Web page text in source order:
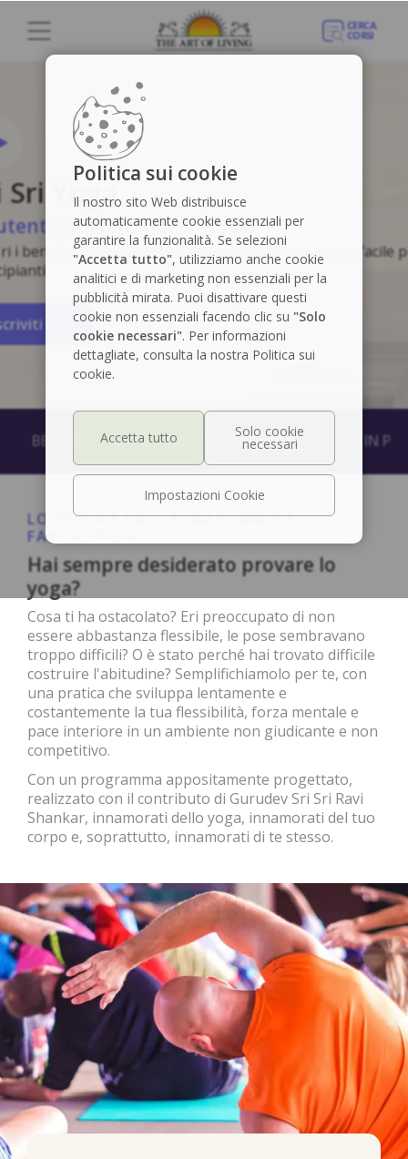
Sri Yoga
essenza dello Yoga
i benefici dello yoga che cambiano la vita, ora reso facile
ora
BENEFICI CONTENUTO DEL CORSO CORSI IN
LO YOGA È FACILE, NATURALE E
FANTASTICO!
Hai sempre desiderato provare lo
yoga?
Cosa ti ha ostacolato? Eri preoccupato di non
essere abbastanza flessibile, le pose sembravano
troppo difficili? O è stato perché hai trovato difficile
costruire l'abitudine? Semplifichiamolo per te, con
una pratica che sviluppa lentamente e
costantemente la tua flessibilità, forza mentale e
pace interiore in un ambiente non giudicante e non
competitivo.
Con un programma appositamente progettato,
realizzato con il contributo di Gurudev Sri Sri Ravi
Shankar, innamorati dello yoga, innamorati del tuo
corpo e, soprattutto, innamorati di te stesso.
Politica sui cookie
Il nostro sito Web distribuisce
automaticamente cookie essenziali per
garantire la funzionalità. Se selezioni
"Accetta tutto", utilizziamo anche cookie
analitici e di marketing non essenziali per la
pubblicità mirata. Puoi disattivare questi
cookie non essenziali facendo clic su "Solo
cookie necessari". Per informazioni
dettagliate, consulta la nostra Politica sui
cookie.
Impostazioni Cookie